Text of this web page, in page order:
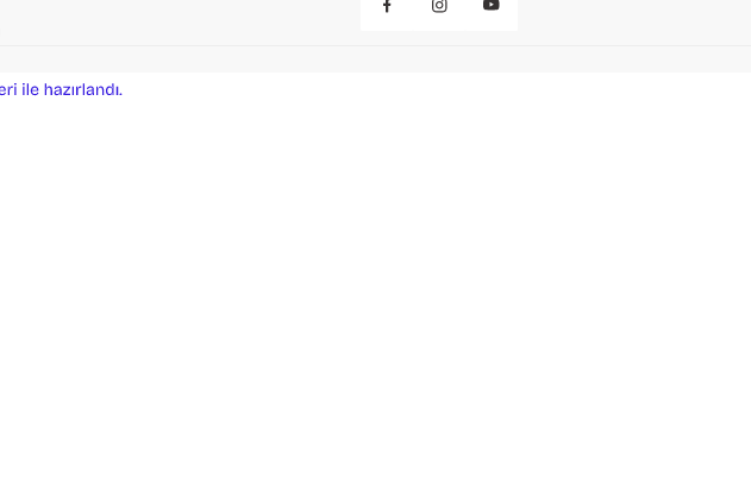
e-